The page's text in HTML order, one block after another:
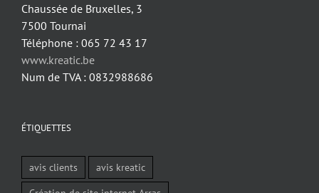
Chaussée de Bruxelles, 3
7500 Tournai
Téléphone : 065 72 43 17
www.kreatic.be
Num de TVA : 0832988686
ÉTIQUETTES
avis clients
avis kreatic